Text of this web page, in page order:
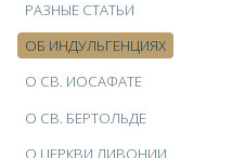
РАЗНЫЕ СТАТЬИ
ОБ ИНДУЛЬГЕНЦИЯХ
О CВ. ИОСАФАТЕ
О CВ. БЕРТОЛЬДЕ
О ЦЕРКВИ ЛИВОНИИ